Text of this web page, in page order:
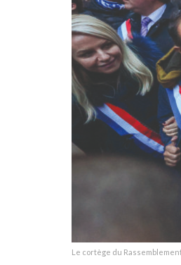
Le cortège du